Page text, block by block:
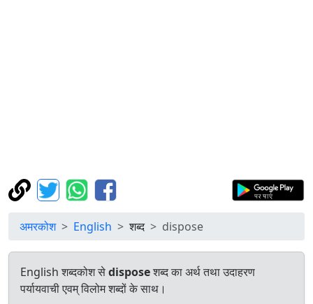
अमरकोश English शब्द dispose
English शब्दकोश सेdisposeशब्द का अर्थ तथा उदाहरण
पर्यायवाची एवम् विलोम शब्दों के साथ।